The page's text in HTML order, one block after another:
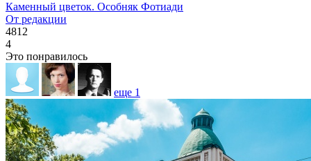
Каменный цветок. Особняк Фотиади
От редакции
4812
4
Это понравилось
еще 1